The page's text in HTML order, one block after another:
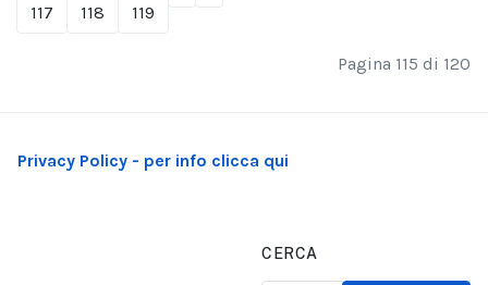
117
118 119
Pagina 115 di 120
Privacy Policy - per info clicca qui
CERCA